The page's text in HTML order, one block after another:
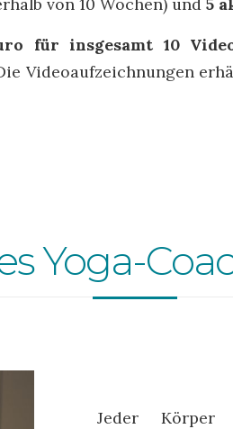
für insgesamt 10
Videoaufzeichnungen
Yoga-
Jeder